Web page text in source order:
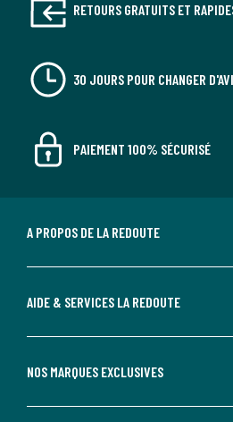
RETOURS GRATUITS ET
30 JOURS POUR CHANGER
PAIEMENT 100% SÉCURISÉ
A PROPOS DE LA REDOUTE
AIDE & SERVICES LA REDOUTE
NOS MARQUES EXCLUSIVES